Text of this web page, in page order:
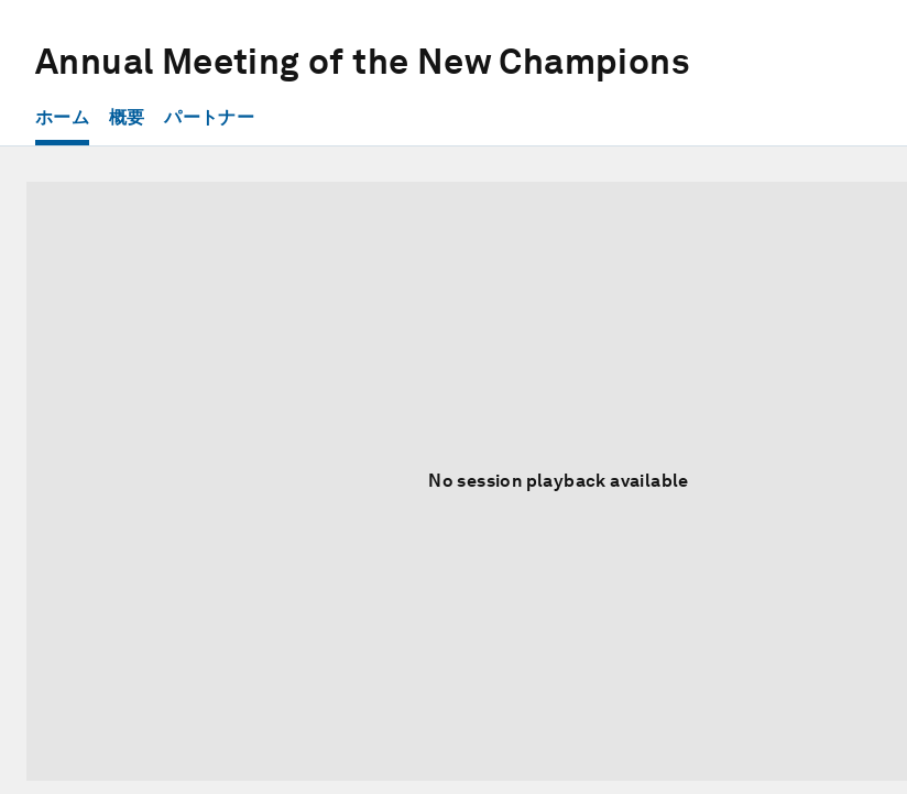
Annual Meeting of the New Champions
ホーム 概要 パートナー
No session playback available